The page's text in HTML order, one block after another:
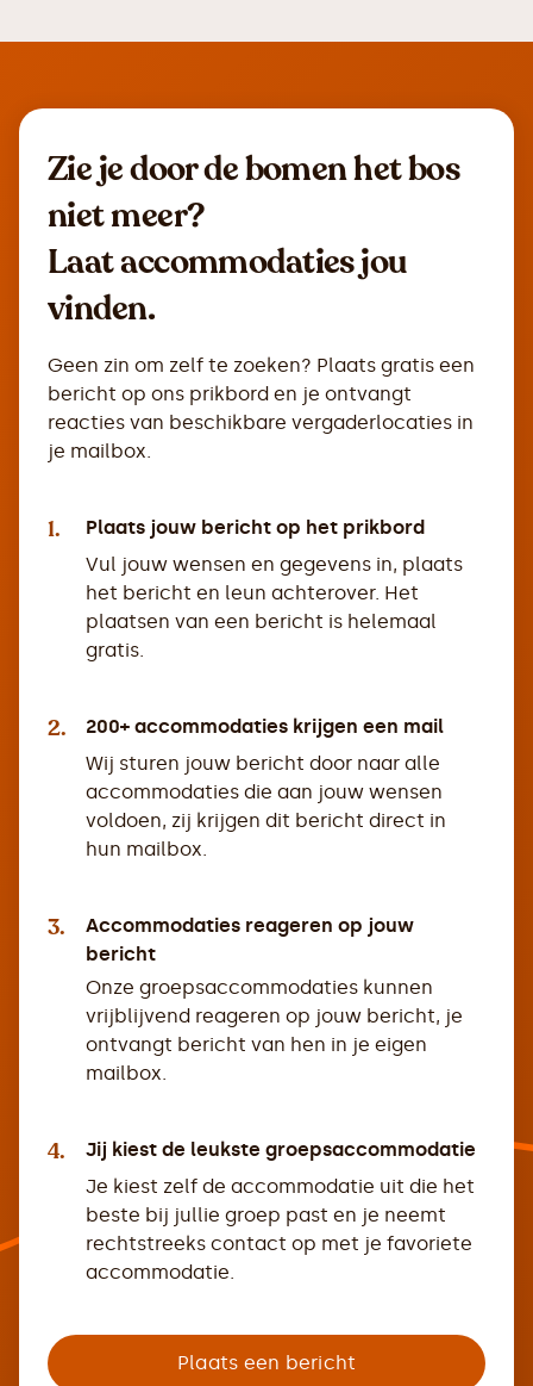
Zie je door de bomen het bos
niet meer?
Laat accommodaties jou
vinden.
Geen zin om zelf te zoeken? Plaats gratis een
bericht op ons prikbord en je ontvangt
reacties van beschikbare vergaderlocaties in
je mailbox.
1.
Plaats jouw bericht op het prikbord
Vul jouw wensen en gegevens in, plaats
het bericht en leun achterover. Het
plaatsen van een bericht is helemaal
gratis.
2.
200+ accommodaties krijgen een mail
Wij sturen jouw bericht door naar alle
accommodaties die aan jouw wensen
voldoen, zij krijgen dit bericht direct in
hun mailbox.
3.
Accommodaties reageren op jouw
bericht
Onze groepsaccommodaties kunnen
vrijblijvend reageren op jouw bericht, je
ontvangt bericht van hen in je eigen
mailbox.
4.
Jij kiest de leukste groepsaccommodatie
Je kiest zelf de accommodatie uit die het
beste bij jullie groep past en je neemt
rechtstreeks contact op met je favoriete
accommodatie.
Plaats een bericht